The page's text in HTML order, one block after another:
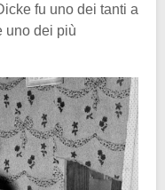
fu uno dei tanti a
uno dei più